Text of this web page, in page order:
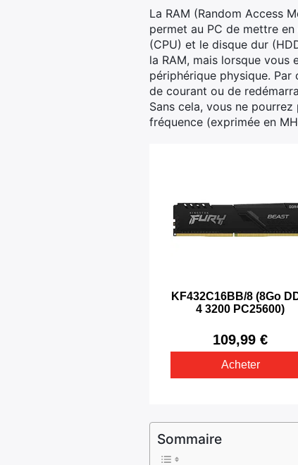
La RAM (Random Access
permet au PC de mettre
(CPU) et le disque dur
la RAM, mais lorsque
périphérique physique.
de courant ou de
Sans cela, vous ne
fréquence (exprimée en
Sommaire